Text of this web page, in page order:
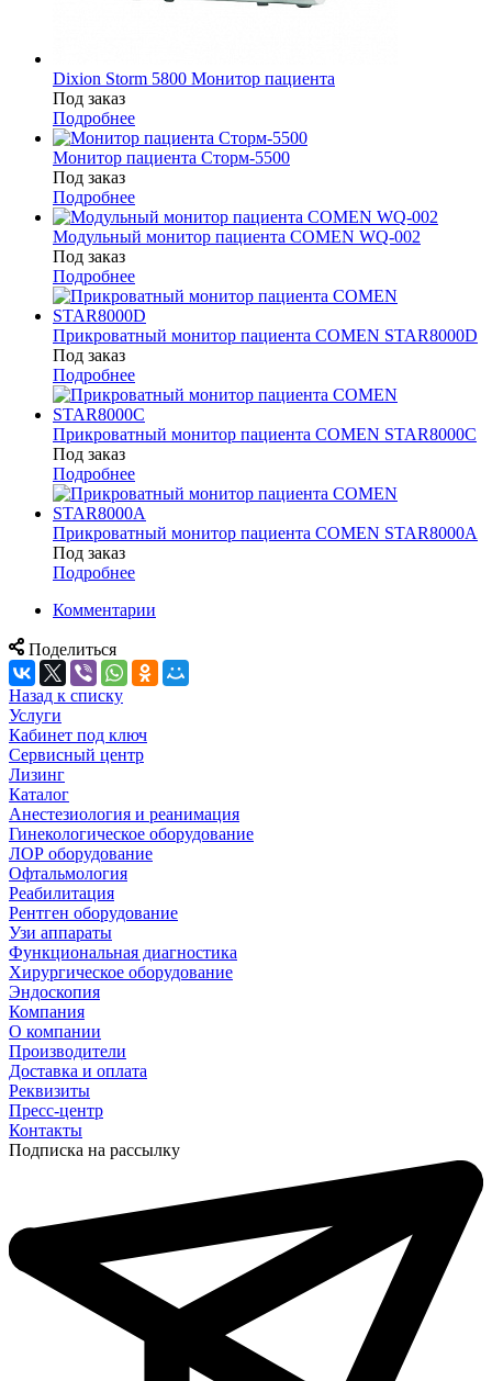
Dixion Storm 5800 Монитор пациента
Под заказ
Подробнее
Монитор пациента Сторм-5500
Под заказ
Подробнее
Модульный монитор пациента COMEN WQ-002
Под заказ
Подробнее
Прикроватный монитор пациента COMEN STAR8000D
Под заказ
Подробнее
Прикроватный монитор пациента COMEN STAR8000C
Под заказ
Подробнее
Прикроватный монитор пациента COMEN STAR8000A
Под заказ
Подробнее
Комментарии
Поделиться
Назад к списку
Услуги
Кабинет под ключ
Сервисный центр
Лизинг
Каталог
Анестезиология и реанимация
Гинекологическое оборудование
ЛОР оборудование
Офтальмология
Реабилитация
Рентген оборудование
Узи аппараты
Функциональная диагностика
Хирургическое оборудование
Эндоскопия
Компания
О компании
Производители
Доставка и оплата
Реквизиты
Пресс-центр
Контакты
Подписка на рассылку